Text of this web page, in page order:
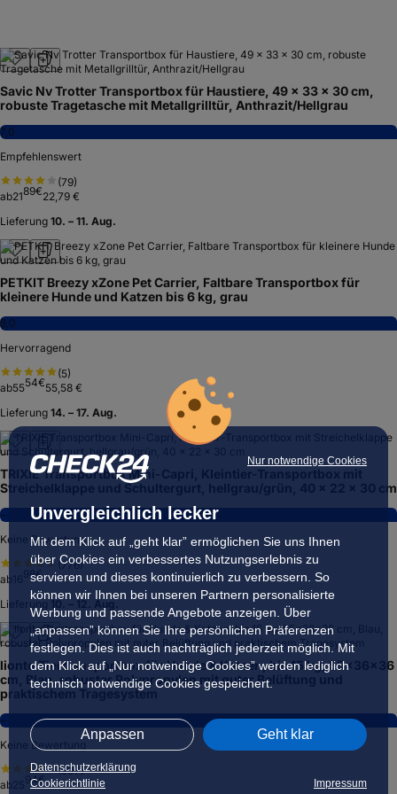
Nur notwendige Cookies
Unvergleichlich lecker
Mit dem Klick auf „geht klar” ermöglichen Sie uns Ihnen
über Cookies ein verbessertes Nutzungserlebnis zu
servieren und dieses kontinuierlich zu verbessern. So
können wir Ihnen bei unseren Partnern personalisierte
Werbung und passende Angebote anzeigen. Über
„anpassen” können Sie Ihre persönlichen Präferenzen
festlegen. Dies ist auch nachträglich jederzeit möglich. Mit
dem Klick auf „Nur notwendige Cookies” werden lediglich
technisch notwendige Cookies gespeichert.
Anpassen Geht klar
Datenschutzerklärung
Cookierichtlinie
Impressum
Savic Nv Trotter Transportbox für Haustiere, 49 x 33 x 30 cm,
robuste Tragetasche mit Metallgrilltür, Anthrazit/Hellgrau
7,0
Empfehlenswert
(79)
ab2189€22,79 €
Lieferung 10. – 11. Aug.
PETKIT Breezy xZone Pet Carrier, Faltbare Transportbox für
kleinere Hunde und Katzen bis 6 kg, grau
8,0
Hervorragend
(5)
ab5554€55,58 €
Lieferung 14. – 17. Aug.
TRIXIE Transportbox Mini-Capri, Kleintier-Transportbox mit
Streichelklappe und Schultergurt, hellgrau/grün, 40 × 22 × 30 cm
−
Keine Bewertung
(776)
ab
98€
Lieferung
lionto Tiertransportbox für Hunde & Katzen, bis 15 kg, 55x36x36
cm, Blau, robuster Polypropylen mit guter Belüftung und
praktischem Tragesystem
−
Keine Bewertung
(907)
ab
94€